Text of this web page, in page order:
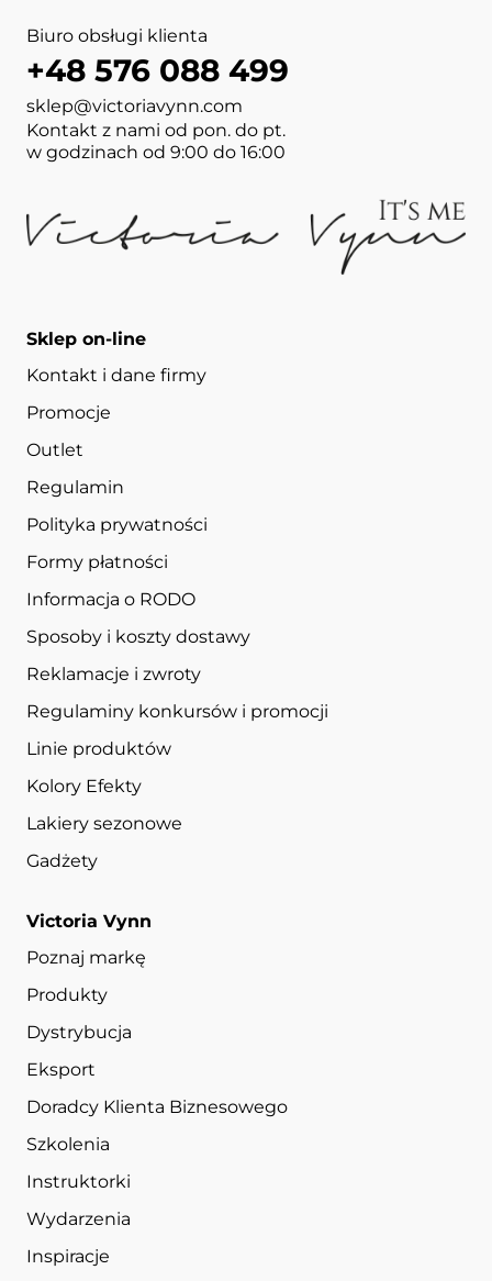
Biuro obsługi klienta
+48 576 088 499
sklep@victoriavynn.com
Kontakt z nami od pon. do pt.
w godzinach od 9:00 do 16:00
Sklep on-line
Kontakt i dane firmy
Promocje
Outlet
Regulamin
Polityka prywatności
Formy płatności
Informacja o RODO
Sposoby i koszty dostawy
Reklamacje i zwroty
Regulaminy konkursów i promocji
Linie produktów
Kolory Efekty
Lakiery sezonowe
Gadżety
Victoria Vynn
Poznaj markę
Produkty
Dystrybucja
Eksport
Doradcy Klienta Biznesowego
Szkolenia
Instruktorki
Wydarzenia
Inspiracje